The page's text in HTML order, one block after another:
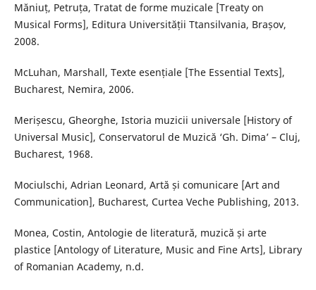
Măniuț, Petruța, Tratat de forme muzicale [Treaty on
Musical Forms], Editura Universității Ttansilvania, Brașov,
2008.
McLuhan, Marshall, Texte esențiale [The Essential Texts],
Bucharest, Nemira, 2006.
Merișescu, Gheorghe, Istoria muzicii universale [History of
Universal Music], Conservatorul de Muzică ‘Gh. Dima’ – Cluj,
Bucharest, 1968.
Mociulschi, Adrian Leonard, Artă și comunicare [Art and
Communication], Bucharest, Curtea Veche Publishing, 2013.
Monea, Costin, Antologie de literatură, muzică și arte
plastice [Antology of Literature, Music and Fine Arts], Library
of Romanian Academy, n.d.